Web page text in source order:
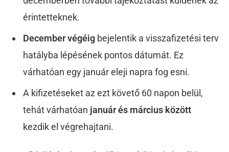
érintetteknek.
December végéig bejelentik a visszafizetési terv
hatályba lépésének pontos dátumát. Ez
várhatóan egy január eleji napra fog esni.
A kifizetéseket az ezt követő 60 napon belül,
tehát várhatóan január és március között
kezdik el végrehajtani.